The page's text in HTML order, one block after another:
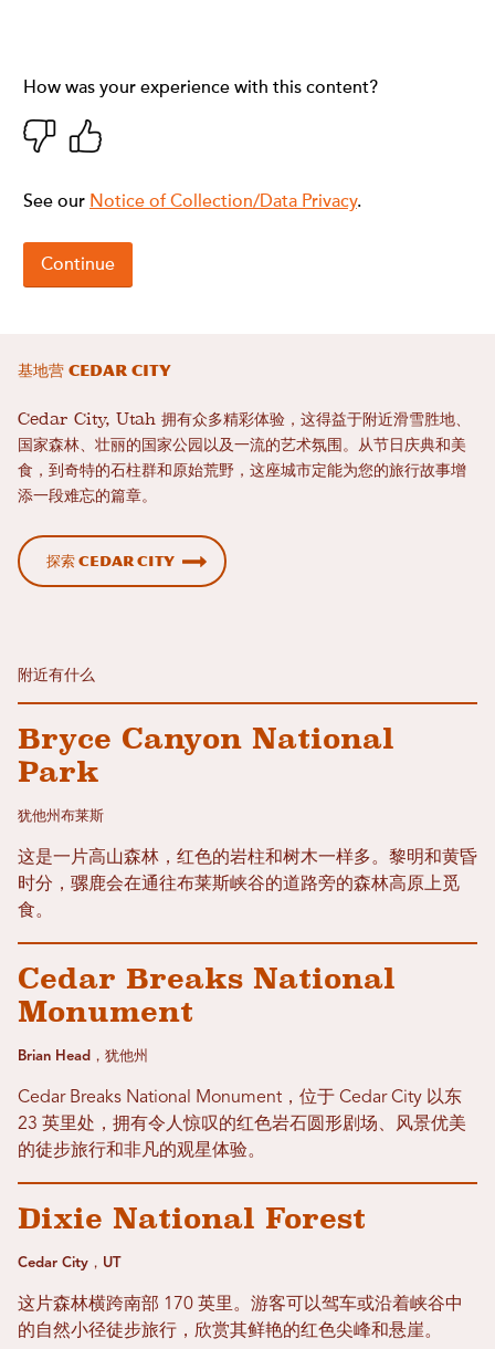
基地营 Cedar City
Cedar City, Utah 拥有众多精彩体验，这得益于附近滑雪胜地、
国家森林、壮丽的国家公园以及一流的艺术氛围。从节日庆典和美
食，到奇特的石柱群和原始荒野，这座城市定能为您的旅行故事增
添一段难忘的篇章。
探索 Cedar City
附近有什么
Bryce Canyon National
Park
犹他州布莱斯
这是一片高山森林，红色的岩柱和树木一样多。黎明和黄昏
时分，骡鹿会在通往布莱斯峡谷的道路旁的森林高原上觅
食。
Cedar Breaks National
Monument
Brian Head，犹他州
Cedar Breaks National Monument，位于 Cedar City 以东
23 英里处，拥有令人惊叹的红色岩石圆形剧场、风景优美
的徒步旅行和非凡的观星体验。
Dixie National Forest
Cedar City，UT
这片森林横跨南部 170 英里。游客可以驾车或沿着峡谷中
的自然小径徒步旅行，欣赏其鲜艳的红色尖峰和悬崖。